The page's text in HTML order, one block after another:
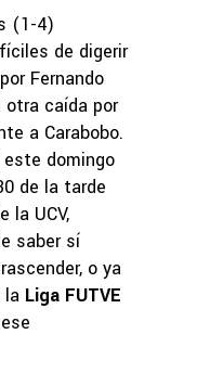
(1-4)
de digerir
Fernando
caída por
a Carabobo.
este domingo
de la tarde
la UCV,
saber sí
o ya
la Liga FUTVE